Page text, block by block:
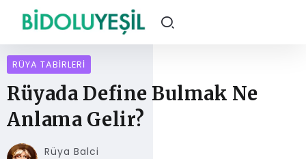
RÜYA TABIRLERI
Rüyada Define Bulmak Ne
Anlama Gelir?
Rüya Balci